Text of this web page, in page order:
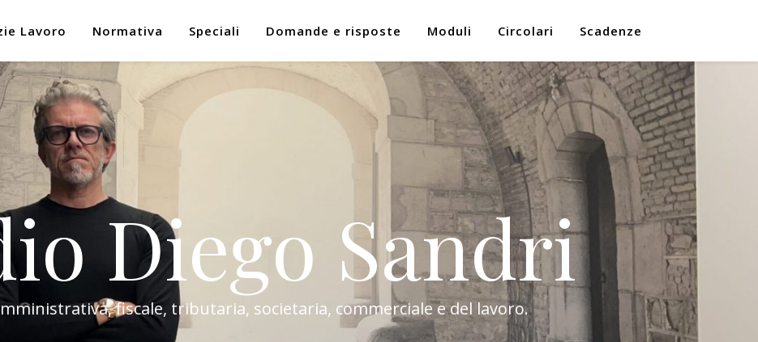
Lavoro Normativa Speciali Domande e risposte Moduli Circolari Scadenze
Diego Sandri
fiscale, tributaria, societaria, commerciale e del lavoro.